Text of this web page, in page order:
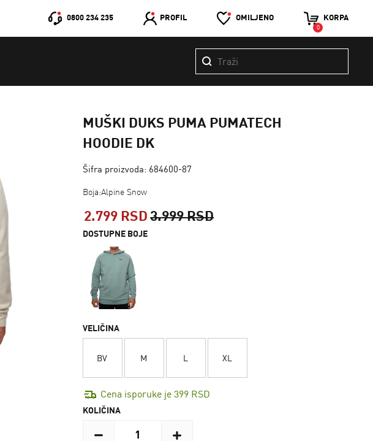
0800 234 235 PROFIL OMILJENO KORPA
0
MUŠKI DUKS PUMA PUMATECH
HOODIE DK
Šifra proizvoda: 684600-87
Boja:Alpine Snow
2.799 RSD 3.999 RSD
DOSTUPNE BOJE
VELIČINA
BV M L XL
Cena isporuke je 399 RSD
KOLIČINA